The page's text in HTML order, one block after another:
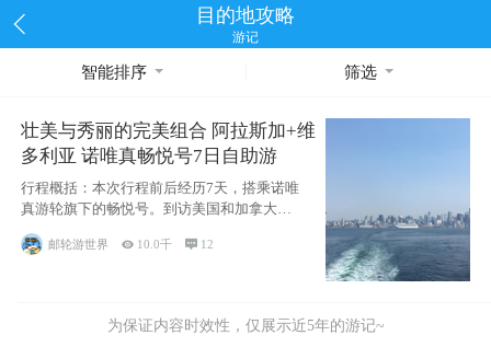
目的地攻略
游记
智能排序 筛选
壮美与秀丽的完美组合 阿拉斯加+维
多利亚 诺唯真畅悦号7日自助游
行程概括：本次行程前后经历7天，搭乘诺唯
真游轮旗下的畅悦号。到访美国和加拿大的4
个州/省：美国华盛顿州
邮轮游世界  10.0千  12
为保证内容时效性，仅展示近5年的游记~